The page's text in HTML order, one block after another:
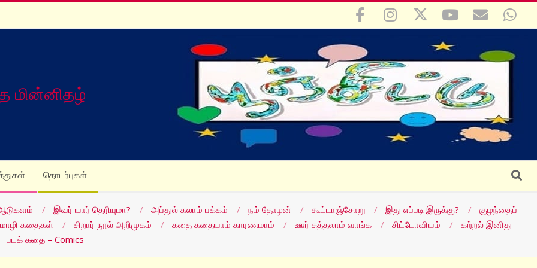
மின்னிதழ்
தொடர்புகள் Search
இவர் யார் தெரியுமா? அப்துல் கலாம் பக்கம் நம் தோழன் கூட்டாஞ்சோறு இது எப்படி இருக்கு?
குழந்தைப்
கதைகள் சிறார் நூல் அறிமுகம் கதை கதையாம் காரணமாம் ஊர் சுத்தலாம் வாங்க சிட்டோவியம்
கற்றல் இனிது
படக் கதை – Comics